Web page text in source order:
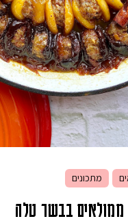
מתכונים
ממולאים בבשר טלה